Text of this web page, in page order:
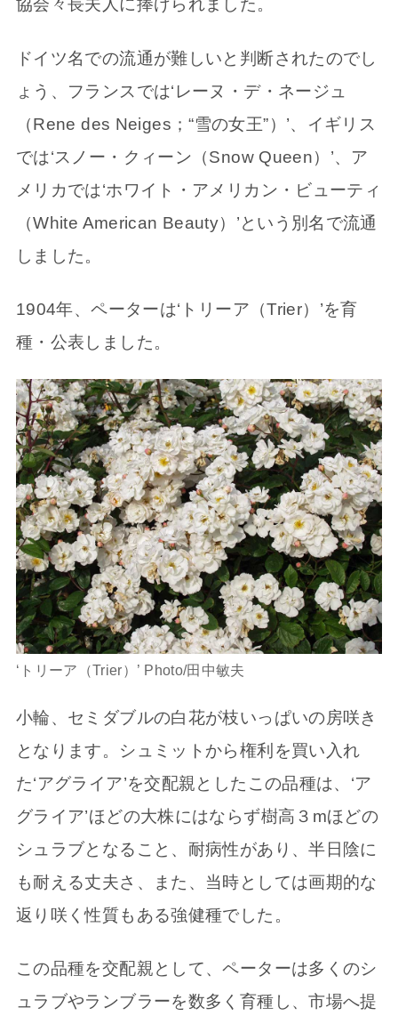
協会々長夫人に捧げられました。
ドイツ名での流通が難しいと判断されたのでし
ょう、フランスでは‘レーヌ・デ・ネージュ
（Rene des Neiges；“雪の女王”）’、イギリス
では‘スノー・クィーン（Snow Queen）’、ア
メリカでは‘ホワイト・アメリカン・ビューティ
（White American Beauty）’という別名で流通
しました。
1904年、ペーターは‘トリーア（Trier）’を育
種・公表しました。
‘トリーア（Trier）’ Photo/田中敏夫
小輪、セミダブルの白花が枝いっぱいの房咲き
となります。シュミットから権利を買い入れ
た‘アグライア’を交配親としたこの品種は、‘ア
グライア’ほどの大株にはならず樹高３mほどの
シュラブとなること、耐病性があり、半日陰に
も耐える丈夫さ、また、当時としては画期的な
返り咲く性質もある強健種でした。
この品種を交配親として、ペーターは多くのシ
ュラブやランブラーを数多く育種し、市場へ提